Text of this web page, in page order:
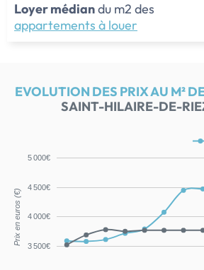
Loyer médiandu m2 des
appartements à louer
EVOLUTION DES PRIX AU M²
SAINT-HILAIRE-DE-
3 500€
4 000€
4 500€
5 000€
Prix en euros (€)